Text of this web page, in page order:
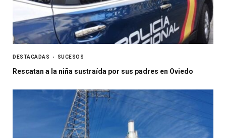
DESTACADAS SUCESOS
Rescatan a la niña sustraída por sus padres en Oviedo